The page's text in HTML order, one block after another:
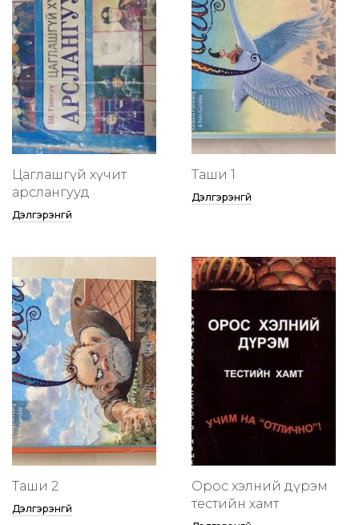
Цаглашгүй хүчит
арслангууд
Дэлгэрэнгүй
Таши 1
Дэлгэрэнгүй
Таши 2
Дэлгэрэнгүй
Орос хэлний дүрэм
тестийн хамт